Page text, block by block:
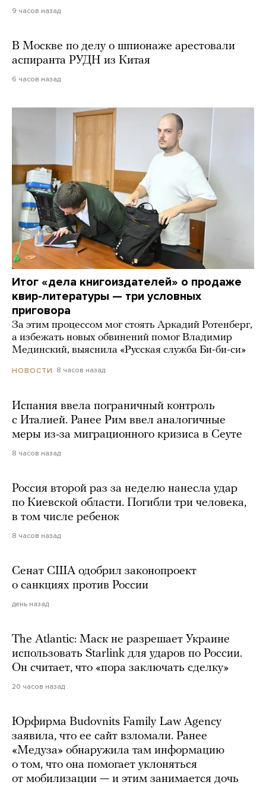
9 часов назад
В Москве по делу о шпионаже арестовали
аспиранта РУДН из Китая
6 часов назад
Итог «дела книгоиздателей» о продаже
квир-литературы — три условных
приговора
За этим процессом мог стоять Аркадий Ротенберг,
а избежать новых обвинений помог Владимир
Мединский, выяснила «Русская служба Би-би-си»
НОВОСТИ 8 часов назад
Испания ввела пограничный контроль
с Италией. Ранее Рим ввел аналогичные
меры из-за миграционного кризиса в Сеуте
8 часов назад
Россия второй раз за неделю нанесла удар
по Киевской области. Погибли три человека,
в том числе ребенок
8 часов назад
Сенат США одобрил законопроект
о санкциях против России
день назад
The Atlantic: Маск не разрешает Украине
использовать Starlink для ударов по России.
Он считает, что «пора заключать сделку»
20 часов назад
Юрфирма Budovnits Family Law Agency
заявила, что ее сайт взломали. Ранее
«Медуза» обнаружила там информацию
о том, что она помогает уклоняться
от мобилизации — и этим занимается дочь